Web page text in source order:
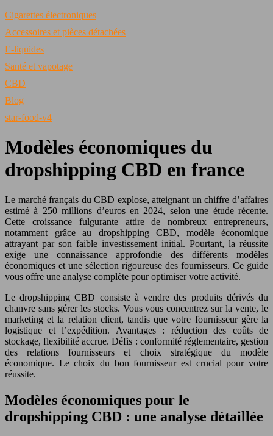
Cigarettes électroniques
Accessoires et pièces détachées
E-liquides
Santé et vapotage
CBD
Blog
star-food-v4
Modèles économiques du
dropshipping CBD en france
Le marché français du CBD explose, atteignant un chiffre d’affaires
estimé à 250 millions d’euros en 2024, selon une étude récente.
Cette croissance fulgurante attire de nombreux entrepreneurs,
notamment grâce au dropshipping CBD, modèle économique
attrayant par son faible investissement initial. Pourtant, la réussite
exige une connaissance approfondie des différents modèles
économiques et une sélection rigoureuse des fournisseurs. Ce guide
vous offre une analyse complète pour optimiser votre activité.
Le dropshipping CBD consiste à vendre des produits dérivés du
chanvre sans gérer les stocks. Vous vous concentrez sur la vente, le
marketing et la relation client, tandis que votre fournisseur gère la
logistique et l’expédition. Avantages : réduction des coûts de
stockage, flexibilité accrue. Défis : conformité réglementaire, gestion
des relations fournisseurs et choix stratégique du modèle
économique. Le choix du bon fournisseur est crucial pour votre
réussite.
Modèles économiques pour le
dropshipping CBD : une analyse détaillée